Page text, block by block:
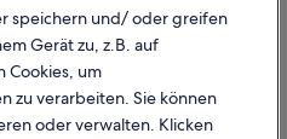
Soltau
Wolterdingen
Inhalten
speichern und/ oder greifen
Gerät zu, z.B. auf
Cookies, um
zu verarbeiten. Sie können
oder verwalten. Klicken